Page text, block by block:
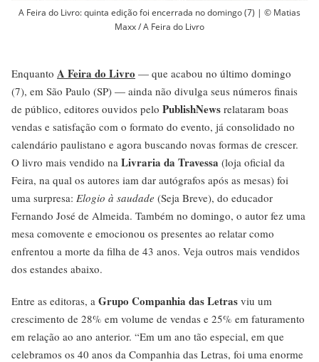
A Feira do Livro: quinta edição foi encerrada no domingo (7) | © Matias
Maxx / A Feira do Livro
Enquanto A Feira do Livro — que acabou no último domingo
(7), em São Paulo (SP) — ainda não divulga seus números finais
de público, editores ouvidos pelo PublishNews relataram boas
vendas e satisfação com o formato do evento, já consolidado no
calendário paulistano e agora buscando novas formas de crescer.
O livro mais vendido na Livraria da Travessa (loja oficial da
Feira, na qual os autores iam dar autógrafos após as mesas) foi
uma surpresa: Elogio à saudade (Seja Breve), do educador
Fernando José de Almeida. Também no domingo, o autor fez uma
mesa comovente e emocionou os presentes ao relatar como
enfrentou a morte da filha de 43 anos. Veja outros mais vendidos
dos estandes abaixo.
Entre as editoras, a Grupo Companhia das Letras viu um
crescimento de 28% em volume de vendas e 25% em faturamento
em relação ao ano anterior. “Em um ano tão especial, em que
celebramos os 40 anos da Companhia das Letras, foi uma enorme